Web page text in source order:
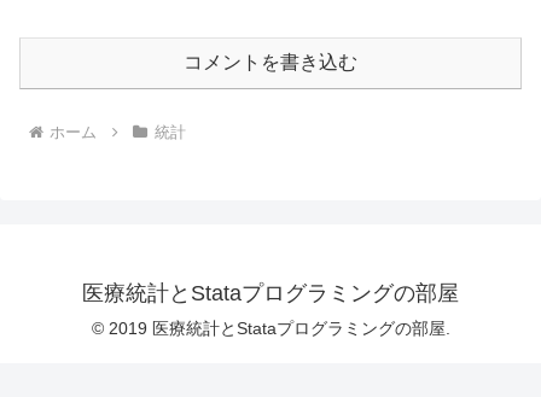
コメントを書き込む
ホーム 統計
医療統計とStataプログラミングの部屋
© 2019 医療統計とStataプログラミングの部屋.